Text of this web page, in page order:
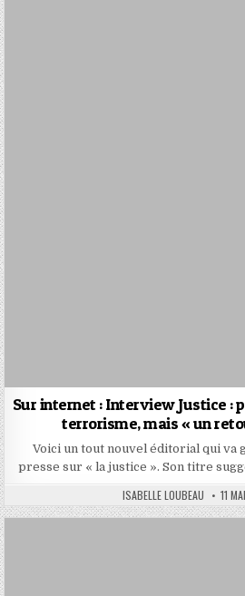
Sur internet : Interview Justice :
terrorisme, mais « un
Voici un tout nouvel éditorial qui va
presse sur « la justice ». Son titre
AUTHOR:
ISABELLE LOUBEAU
DATE:
11